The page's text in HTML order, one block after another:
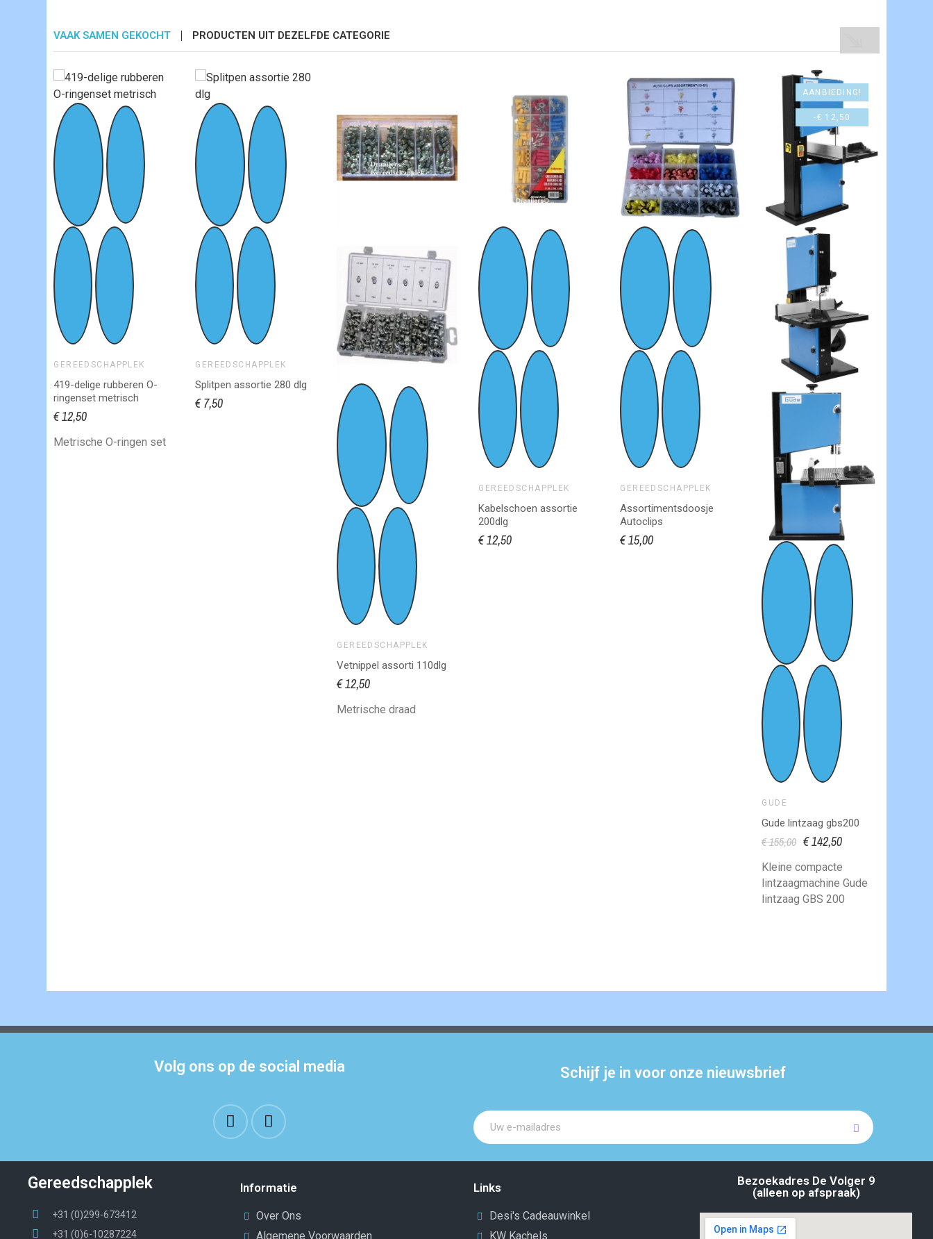
VAAK SAMEN GEKOCHT PRODUCTEN UIT DEZELFDE CATEGORIE
GEREEDSCHAPPLEK
419-delige rubberen O-
ringenset metrisch
€ 12,50
Metrische O-ringen set
GEREEDSCHAPPLEK
Splitpen assortie 280 dlg
€ 7,50
GEREEDSCHAPPLEK
Vetnippel assorti 110dlg
€ 12,50
Metrische draad
GEREEDSCHAPPLEK
Kabelschoen assortie
200dlg
€ 12,50
GEREEDSCHAPPLEK
Assortimentsdoosje
Autoclips
€ 15,00
GUDE
Gude lintzaag gbs200
€ 155,00 € 142,50
Kleine compacte
lintzaagmachine Gude
lintzaag GBS 200
AANBIEDING!
-€ 12,50
Volg ons op de social media Schijf je in voor onze nieuwsbrief
Gereedschapplek
+31 (0)299-673412
+31 (0)6-10287224
Informatie
Over Ons
Algemene Voorwaarden
Links
Desi's Cadeauwinkel
KW Kachels
Bezoekadres De Volger 9
(alleen op afspraak)